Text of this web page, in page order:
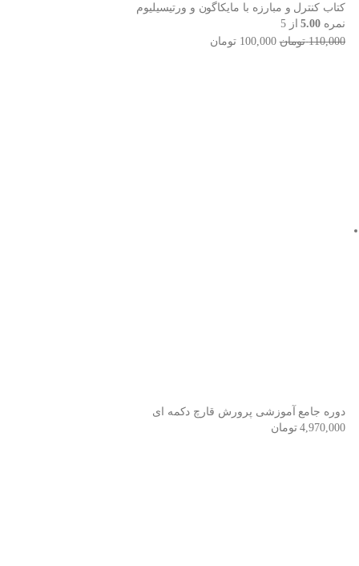
کتاب کنترل و مبارزه با مایکاگون و ورتیسیلیوم
نمره 5.00از 5
110,000 تومان 100,000 تومان
دوره جامع آموزشی پرورش قارچ دکمه ای
4,970,000 تومان